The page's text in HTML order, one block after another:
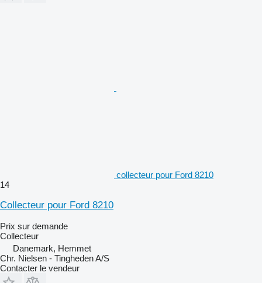
collecteur pour Ford 8210
14
Collecteur pour Ford 8210
Prix sur demande
Collecteur
Danemark, Hemmet
Chr. Nielsen - Tingheden A/S
Contacter le vendeur